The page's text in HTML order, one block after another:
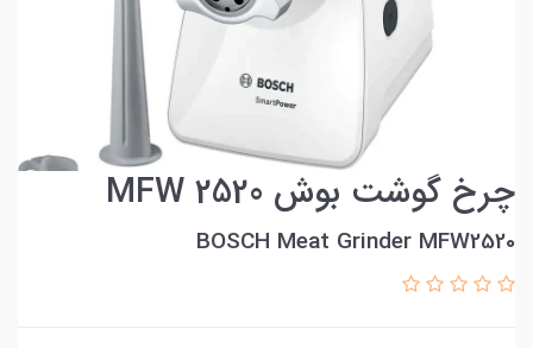
چرخ گوشت بوش MFW 2520
BOSCH Meat Grinder MFW2520